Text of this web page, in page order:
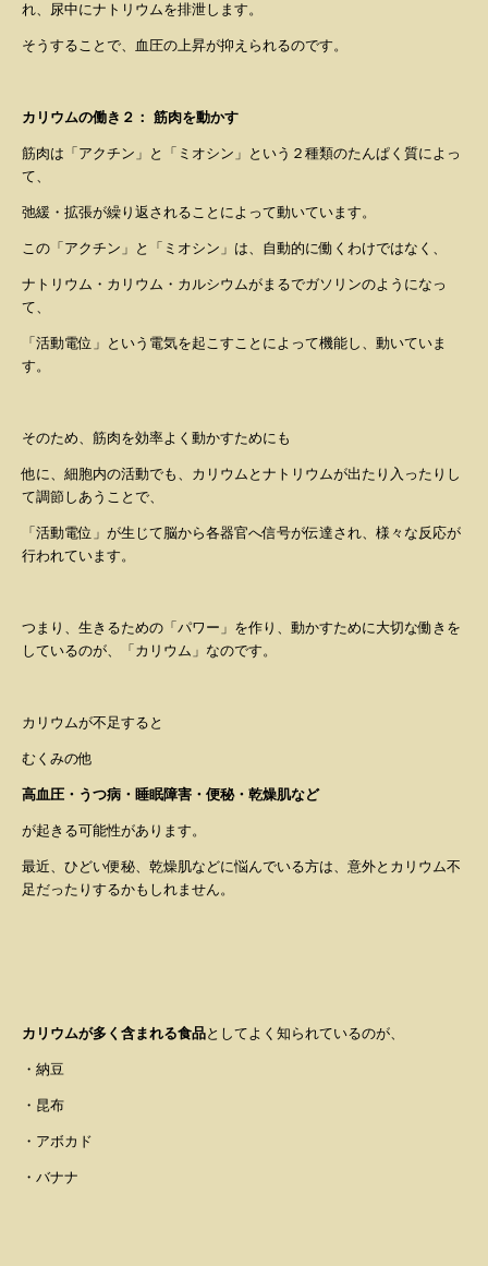
れ、尿中にナトリウムを排泄します。
そうすることで、血圧の上昇が抑えられるのです。
カリウムの働き２： 筋肉を動かす
筋肉は 「アクチン」と「ミオシン」という２種類のたんぱく質によっ
て、
弛緩・拡張が繰り返されることによって動いています。
この「アクチン」と「ミオシン」は、自動的に働くわけではなく、
ナトリウム・カリウム・カルシウムがまるでガソリンのようになっ
て、
「活動電位」という電気を起こすことによって機能し、動いていま
す。
そのため、筋肉を効率よく動かすためにも
他に、細胞内の活動でも、カリウムとナトリウムが出たり入ったりし
て調節しあうことで、
「活動電位」が生じて脳から各器官へ信号が伝達され、様々な反応が
行われています。
つまり、生きるための「パワー」を作り、動かすために大切な働きを
しているのが、「カリウム」なのです。
カリウムが不足すると
むくみの他
高血圧・うつ病・睡眠障害・便秘・乾燥肌など
が起きる可能性があります。
最近、ひどい便秘、乾燥肌などに悩んでいる方は、意外とカリウム不
足だったりするかもしれません。
カリウムが多く含まれる食品としてよく知られているのが、
・納豆
・昆布
・アボカド
・バナナ